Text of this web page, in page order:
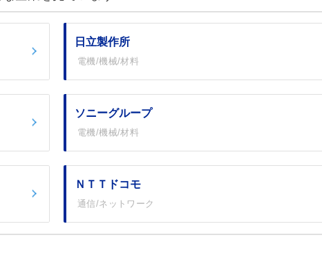
日立製作所
電機/機械/材料
ソニーグループ
電機/機械/材料
ＮＴＴドコモ
通信/ネットワーク